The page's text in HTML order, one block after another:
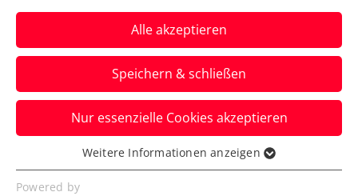
ATP-Challenger Koblenz:
Rodionov egalisiert
größten Titel und stürmt
Top 90
Das ÖTV-Ass überholt damit Dominic
Thiem und ist Österreichs neue Nummer
zwei im ATP-Ranking.
Alle akzeptieren
Speichern & schließen
Nur essenzielle Cookies akzeptieren
Essenziell
Essenzielle Cookies werden für grundlegende
Weitere Informationen anzeigen
Powered by